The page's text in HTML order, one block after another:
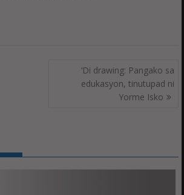
‘Di drawing: Pangako sa
edukasyon, tinutupad ni
Yorme Isko